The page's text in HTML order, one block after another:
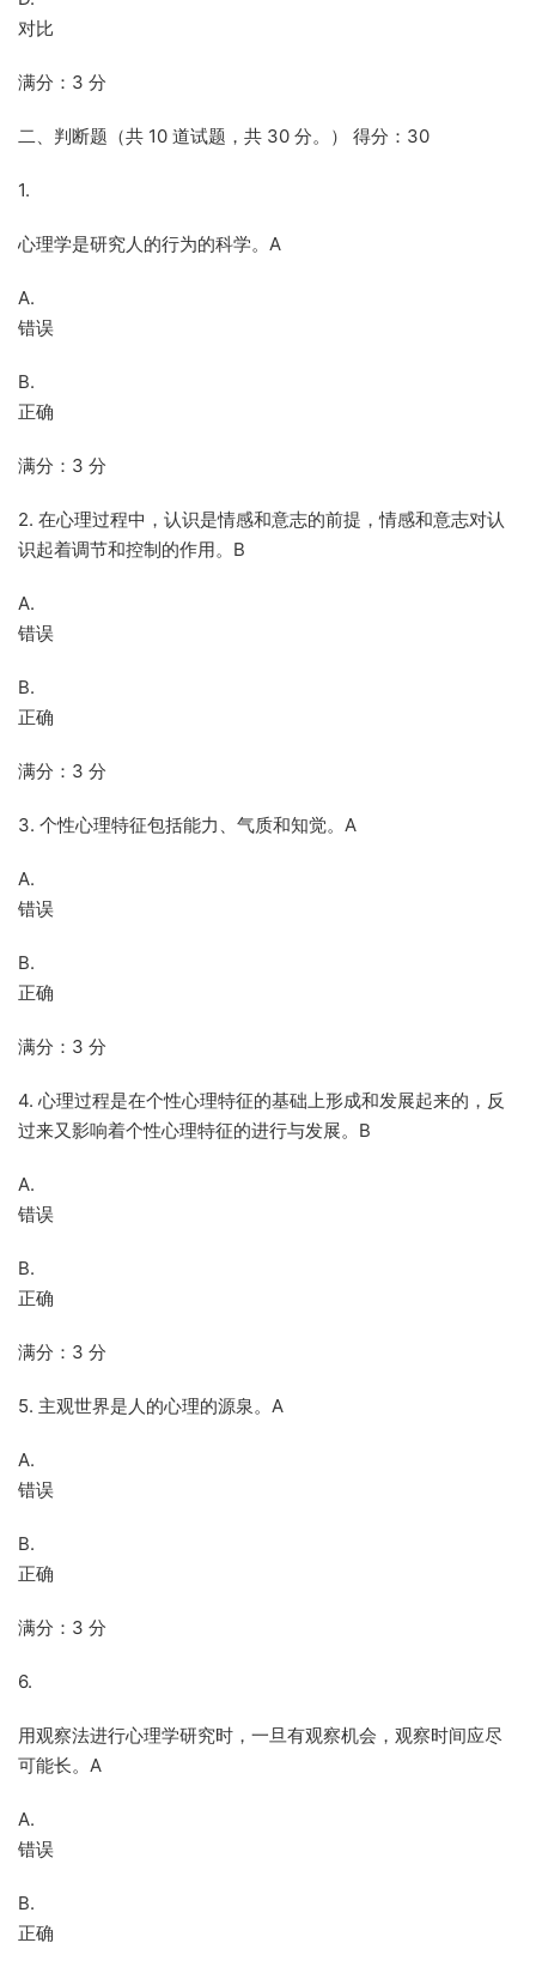
对比
满分：3 分
二、判断题（共 10 道试题，共 30 分。） 得分：30
1.
心理学是研究人的行为的科学。A
A.
错误
B.
正确
满分：3 分
2. 在心理过程中，认识是情感和意志的前提，情感和意志对认
识起着调节和控制的作用。B
A.
错误
B.
正确
满分：3 分
3. 个性心理特征包括能力、气质和知觉。A
A.
错误
B.
正确
满分：3 分
4. 心理过程是在个性心理特征的基础上形成和发展起来的，反
过来又影响着个性心理特征的进行与发展。B
A.
错误
B.
正确
满分：3 分
5. 主观世界是人的心理的源泉。A
A.
错误
B.
正确
满分：3 分
6.
用观察法进行心理学研究时，一旦有观察机会，观察时间应尽
可能长。A
A.
错误
B.
正确